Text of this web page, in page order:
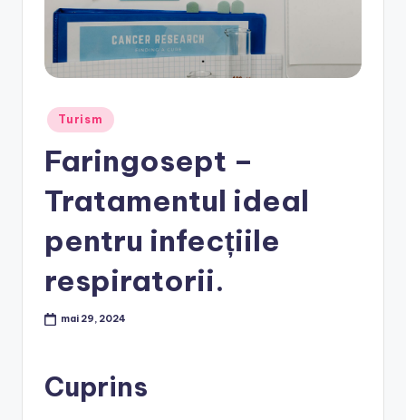
Posted
in
Turism
Faringosept –
Tratamentul ideal
pentru infecțiile
respiratorii.
mai 29, 2024
Cuprins